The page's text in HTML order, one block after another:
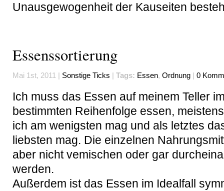
Unausgewogenheit der Kauseiten
Essenssortierung
Mai 1st, 2011 | Sonstige Ticks | Tags: Essen, Ordnung | 0
Ich muss das Essen auf meinem Teller
bestimmten Reihenfolge essen,
ich am wenigsten mag und als letztes
liebsten mag. Die einzelnen
aber nicht vemischen oder gar
werden.
Außerdem ist das Essen im Idealfall